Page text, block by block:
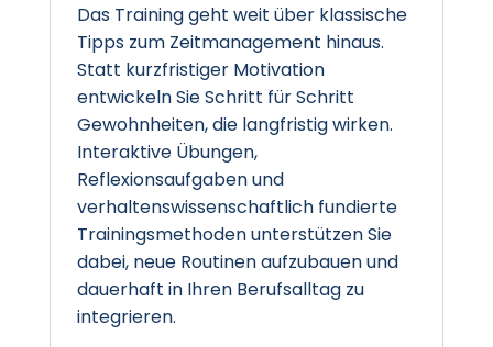
Das Training geht weit über klassische
Tipps zum Zeitmanagement hinaus.
Statt kurzfristiger Motivation
entwickeln Sie Schritt für Schritt
Gewohnheiten, die langfristig wirken.
Interaktive Übungen,
Reflexionsaufgaben und
verhaltenswissenschaftlich fundierte
Trainingsmethoden unterstützen Sie
dabei, neue Routinen aufzubauen und
dauerhaft in Ihren Berufsalltag zu
integrieren.